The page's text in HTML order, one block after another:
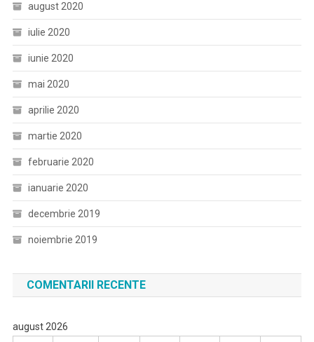
august 2020
iulie 2020
iunie 2020
mai 2020
aprilie 2020
martie 2020
februarie 2020
ianuarie 2020
decembrie 2019
noiembrie 2019
COMENTARII RECENTE
august 2026